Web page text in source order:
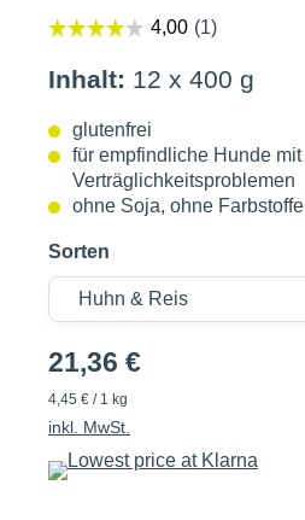
Inhalt: 12 x 400 g
glutenfrei
für empfindliche Hunde mit
Verträglichkeitsproblemen
ohne Soja, ohne Farbstoffe
Sorten
21,36 €
4,45 € / 1 kg
inkl. MwSt.